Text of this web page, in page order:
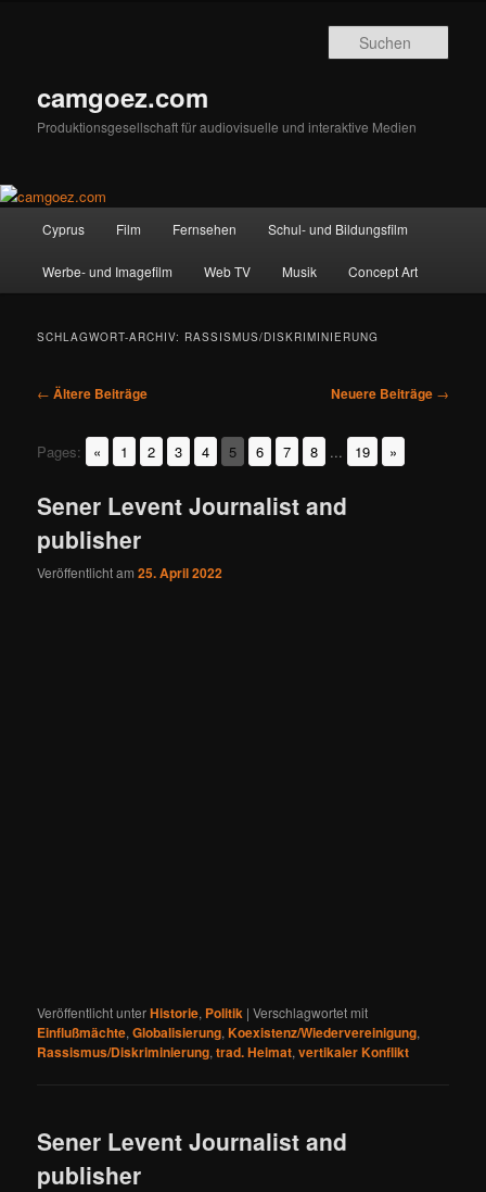
camgoez.com
Produktionsgesellschaft für audiovisuelle und interaktive Medien
Cyprus Film Fernsehen Schul- und Bildungsfilm
Werbe- und Imagefilm Web TV Musik Concept Art
SCHLAGWORT-ARCHIV: RASSISMUS/DISKRIMINIERUNG
Beitragsnavigation
← Ältere Beiträge Neuere Beiträge →
Pages: « 1 2 3 4 5 6 7 8 ... 19 »
Sener Levent Journalist and
publisher
Veröffentlicht am25. April 2022
Veröffentlicht unterHistorie, Politik |Verschlagwortet mit
Einflußmächte,Globalisierung,Koexistenz/Wiedervereinigung,
Rassismus/Diskriminierung,trad. Heimat,vertikaler Konflikt
Sener Levent Journalist and
publisher